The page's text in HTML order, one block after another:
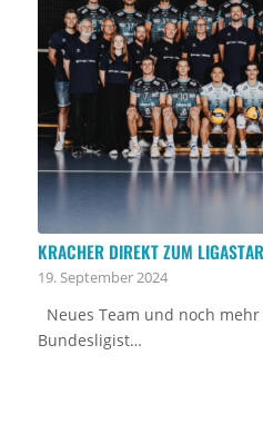
KRACHER DIREKT ZUM
19. September 2024
Neues Team und noch
Bundesligist…